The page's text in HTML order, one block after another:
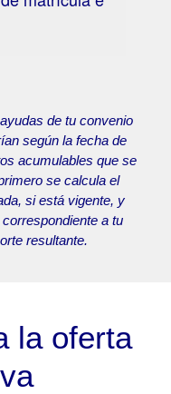
de tu convenio
según la fecha de
acumulables que se
se calcula el
si está vigente, y
a tu
resultante.
la oferta